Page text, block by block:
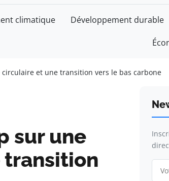
climatique Développement durable
et une transition vers le bas carbone
sur une
transition